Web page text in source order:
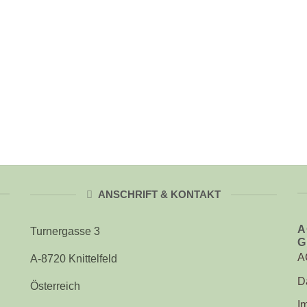
ANSCHRIFT & KONTAKT
Turnergasse 3
A-8720 Knittelfeld
Österreich